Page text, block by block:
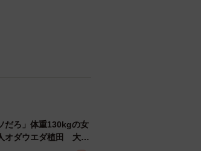
だろ」体重130kgの女
オダウエダ植田 大学